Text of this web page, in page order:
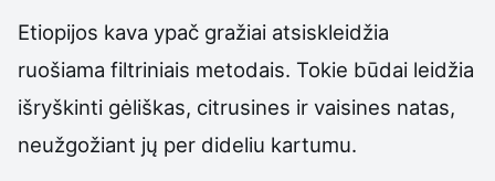
Etiopijos kava ypač gražiai atsiskleidžia
ruošiama filtriniais metodais. Tokie būdai leidžia
išryškinti gėliškas, citrusines ir vaisines natas,
neužgožiant jų per dideliu kartumu.